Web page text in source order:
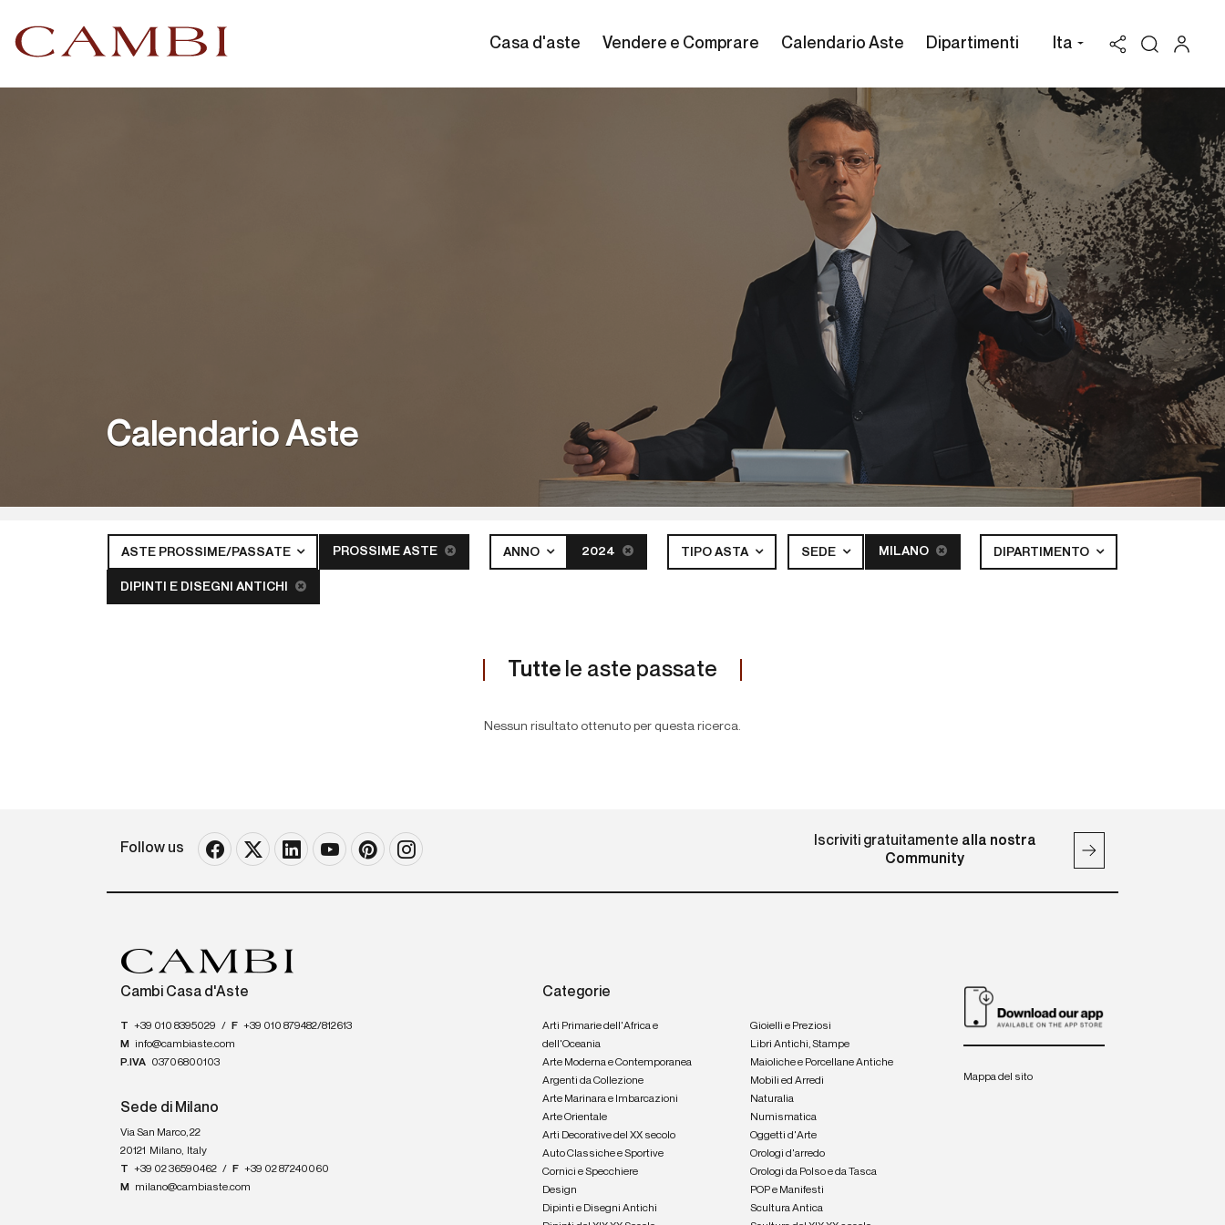
Casa d'aste Vendere e Comprare Calendario Aste Dipartimenti Ita
Calendario Aste
ASTE PROSSIME/PASSATE PROSSIME ASTE ANNO 2024 TIPO ASTA SEDE MILANO DIPARTIMENTO
DIPINTI E DISEGNI ANTICHI
Tutte le aste passate
Nessun risultato ottenuto per questa ricerca.
Follow us Iscriviti gratuitamente alla nostra
Community
Cambi Casa d'Aste
T +39 010 8395029 / F +39 010 879482/812613
M
info@cambiaste.com
P.IVA 03706800103
Sede di Milano
Via San Marco, 22
20121
Milano, Italy
T +39 02 36590462 / F +39 02 87240060
M
milano@cambiaste.com
Categorie
Arti Primarie dell'Africa e
dell'Oceania
Arte Moderna e Contemporanea
Argenti da Collezione
Arte Marinara e Imbarcazioni
Arte Orientale
Arti Decorative del XX secolo
Auto Classiche e Sportive
Cornici e Specchiere
Design
Dipinti e Disegni Antichi
Gioielli e Preziosi
Libri Antichi, Stampe
Maioliche e Porcellane Antiche
Mobili ed Arredi
Naturalia
Numismatica
Oggetti d'Arte
Orologi d'arredo
Orologi da Polso e da Tasca
POP e Manifesti
Scultura Antica
Mappa del sito